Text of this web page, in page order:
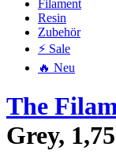
Filament
Resin
Zubehör
⚡ Sale
🔥 Neu
The
Grey,